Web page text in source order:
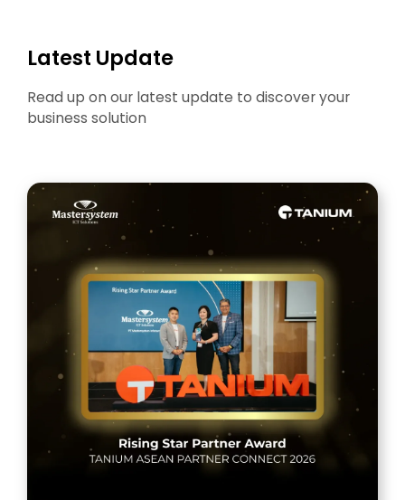
Latest Update
Read up on our latest update to discover your
business solution